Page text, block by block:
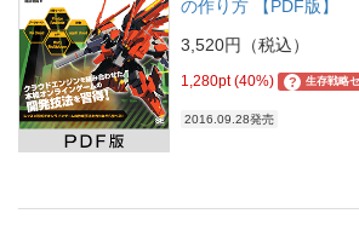
の作り方 【PDF版】
3,520円（税込）
1,280pt (40%) ? 生存戦略
2016.09.28発売